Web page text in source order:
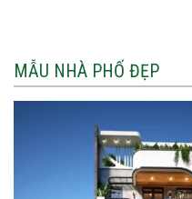
MẪU NHÀ PHỐ ĐẸP